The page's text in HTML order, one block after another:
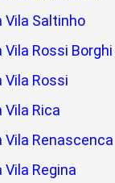
Vila Saltinho
Vila Rossi
Vila Rossi
Vila Rica
Vila Renascenca
Vila Regina